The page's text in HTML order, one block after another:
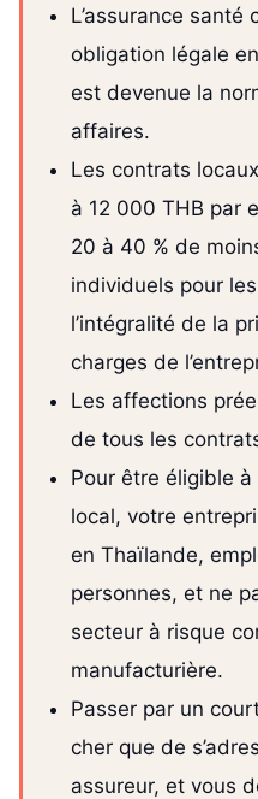
L’assurance santé
obligation légale
est devenue la
affaires.
Les contrats
à 12 000 THB par
20 à 40 % de
individuels pour
l’intégralité de la
charges de
Les affections
de tous les
Pour être éligible
local, votre
en Thaïlande,
personnes, et ne
secteur à risque
manufacturière.
Passer par un
cher que de
assureur, et vous